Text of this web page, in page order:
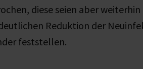
diese seien aber
Reduktion der
feststellen.